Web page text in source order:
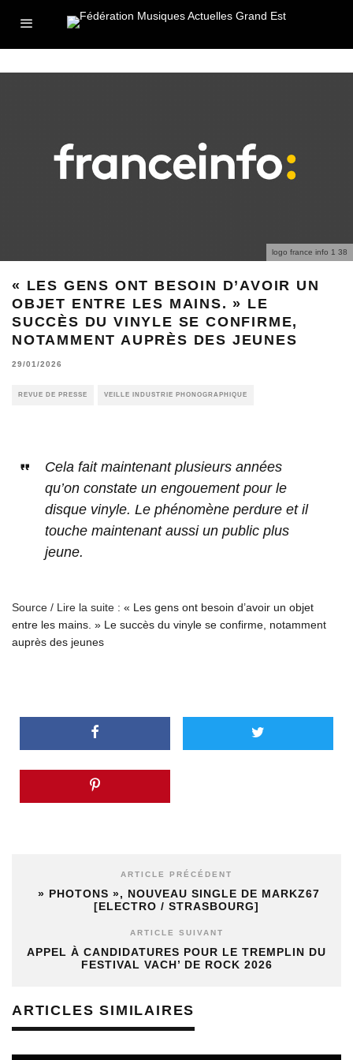
logo france info 1 38
« LES GENS ONT BESOIN D’AVOIR UN
OBJET ENTRE LES MAINS. » LE
SUCCÈS DU VINYLE SE CONFIRME,
NOTAMMENT AUPRÈS DES JEUNES
29/01/2026
REVUE DE PRESSE VEILLE INDUSTRIE PHONOGRAPHIQUE
Cela fait maintenant plusieurs années
qu’on constate un engouement pour le
disque vinyle. Le phénomène perdure et il
touche maintenant aussi un public plus
jeune.
Source / Lire la suite : « Les gens ont besoin d’avoir un objet
entre les mains. » Le succès du vinyle se confirme, notamment
auprès des jeunes
ARTICLE PRÉCÉDENT
» PHOTONS », NOUVEAU SINGLE DE MARKZ67
[ELECTRO / STRASBOURG]
ARTICLE SUIVANT
APPEL À CANDIDATURES POUR LE TREMPLIN DU
FESTIVAL VACH’ DE ROCK 2026
ARTICLES SIMILAIRES